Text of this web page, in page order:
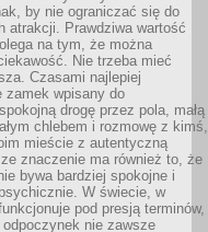
by nie ograniczać się do
atrakcji. Prawdziwa wartość
na tym, że można
Nie trzeba mieć
Czasami najlepiej
zamek wpisany do
drogę przez pola, małą
chlebem i rozmowę z kimś,
mieście z autentyczną
znaczenie ma również to, że
bywa bardziej spokojne i
W świecie, w
pod presją terminów,
odpoczynek nie zawsze